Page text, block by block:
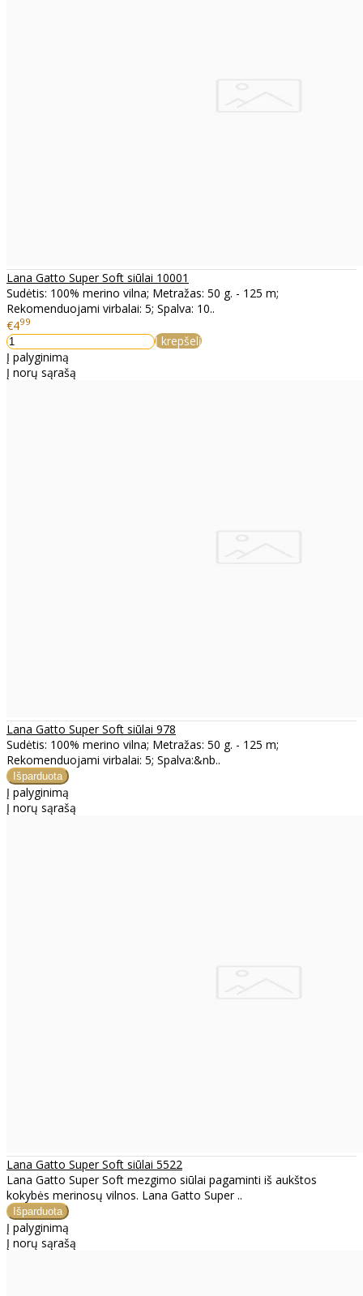
Lana Gatto Super Soft siūlai 10001
Sudėtis: 100% merino vilna; Metražas: 50 g. - 125 m;
Rekomenduojami virbalai: 5; Spalva: 10..
€499
Į krepšelį
Į palyginimą
Į norų sąrašą
Lana Gatto Super Soft siūlai 978
Sudėtis: 100% merino vilna; Metražas: 50 g. - 125 m;
Rekomenduojami virbalai: 5; Spalva:&nb..
Į palyginimą
Į norų sąrašą
Lana Gatto Super Soft siūlai 5522
Lana Gatto Super Soft mezgimo siūlai pagaminti iš aukštos
kokybės merinosų vilnos. Lana Gatto Super ..
Į palyginimą
Į norų sąrašą